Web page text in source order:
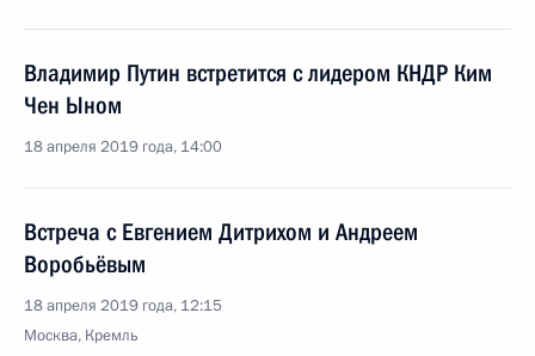
Владимир Путин встретится с лидером КНДР Ким
Чен Ыном
18 апреля 2019 года, 14:00
Встреча с Евгением Дитрихом и Андреем
Воробьёвым
18 апреля 2019 года, 12:15
Москва, Кремль